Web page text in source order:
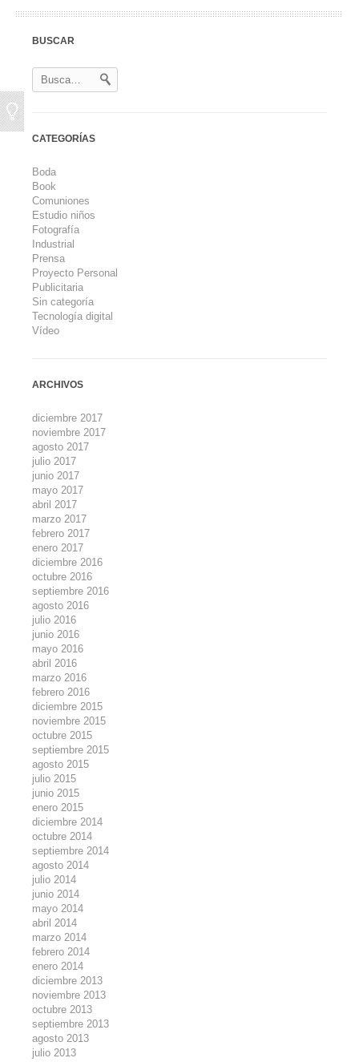
BUSCAR
CATEGORÍAS
Boda
Book
Comuniones
Estudio niños
Fotografía
Industrial
Prensa
Proyecto Personal
Publicitaria
Sin categoría
Tecnología digital
Vídeo
ARCHIVOS
diciembre 2017
noviembre 2017
agosto 2017
julio 2017
junio 2017
mayo 2017
abril 2017
marzo 2017
febrero 2017
enero 2017
diciembre 2016
octubre 2016
septiembre 2016
agosto 2016
julio 2016
junio 2016
mayo 2016
abril 2016
marzo 2016
febrero 2016
diciembre 2015
noviembre 2015
octubre 2015
septiembre 2015
agosto 2015
julio 2015
junio 2015
enero 2015
diciembre 2014
octubre 2014
septiembre 2014
agosto 2014
julio 2014
junio 2014
mayo 2014
abril 2014
marzo 2014
febrero 2014
enero 2014
diciembre 2013
noviembre 2013
octubre 2013
septiembre 2013
agosto 2013
julio 2013